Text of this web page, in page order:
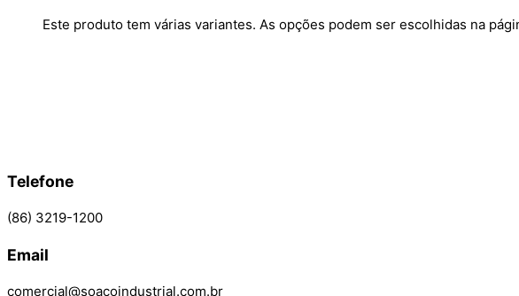
Este produto tem várias variantes. As opções podem ser escolhidas na
Telefone
(86) 3219-1200
Email
comercial@soacoindustrial.com.br